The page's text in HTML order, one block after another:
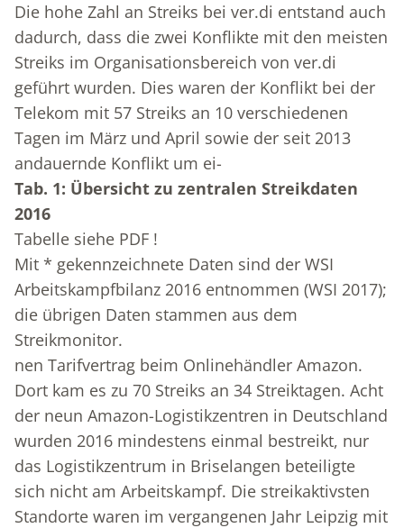
Die hohe Zahl an Streiks bei ver.di entstand auch
dadurch, dass die zwei Konflikte mit den meisten
Streiks im Organisationsbereich von ver.di
geführt wurden. Dies waren der Konflikt bei der
Telekom mit 57 Streiks an 10 verschiedenen
Tagen im März und April sowie der seit 2013
andauernde Konflikt um ei-
Tab. 1: Übersicht zu zentralen Streikdaten
2016
Tabelle siehe PDF !
Mit * gekennzeichnete Daten sind der WSI
Arbeitskampfbilanz 2016 entnommen (WSI 2017);
die übrigen Daten stammen aus dem
Streikmonitor.
nen Tarifvertrag beim Onlinehändler Amazon.
Dort kam es zu 70 Streiks an 34 Streiktagen. Acht
der neun Amazon-Logistikzentren in Deutschland
wurden 2016 mindestens einmal bestreikt, nur
das Logistikzentrum in Briselangen beteiligte
sich nicht am Arbeitskampf. Die streikaktivsten
Standorte waren im vergangenen Jahr Leipzig mit